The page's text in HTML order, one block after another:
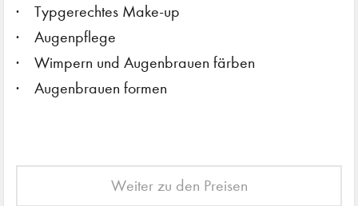
Typgerechtes Make-up
Augenpflege
Wimpern und Augenbrauen färben
Augenbrauen formen
Weiter zu den Preisen